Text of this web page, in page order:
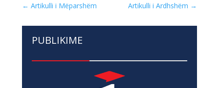
← Artikulli i Mëparshëm Artikulli i Ardhshëm →
PUBLIKIME